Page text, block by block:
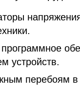
устройств.
перебоям